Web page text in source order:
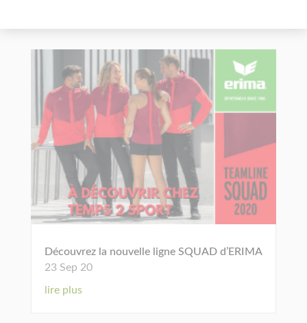
Découvrez la nouvelle ligne SQUAD d’ERIMA
23 Sep 20
lire plus